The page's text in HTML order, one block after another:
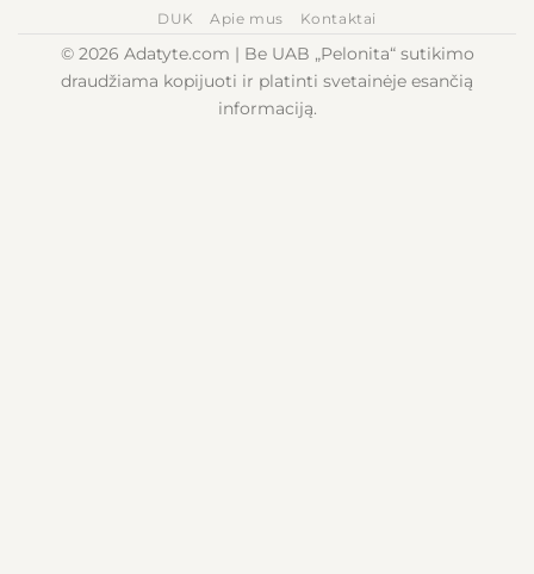
DUK Apie mus Kontaktai
© 2026 Adatyte.com | Be UAB „Pelonita“ sutikimo
draudžiama kopijuoti ir platinti svetainėje esančią
informaciją.